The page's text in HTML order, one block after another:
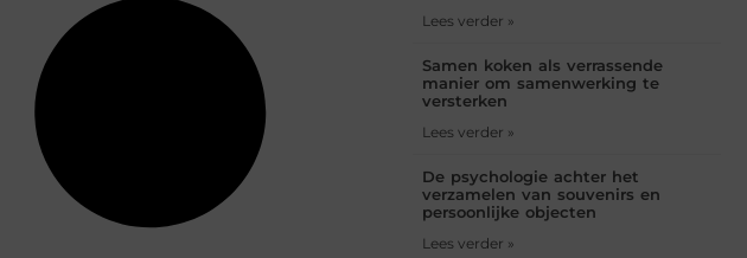
Lees verder »
Samen koken als verrassende
manier om samenwerking te
versterken
Lees verder »
De psychologie achter het
verzamelen van souvenirs en
persoonlijke objecten
Lees verder »